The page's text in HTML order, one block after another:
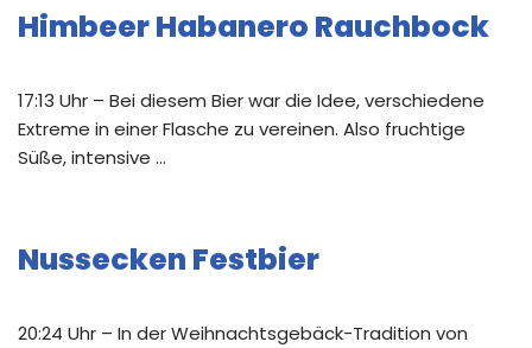
Himbeer Habanero Rauchbock
17:13 Uhr – Bei diesem Bier war die Idee, verschiedene
Extreme in einer Flasche zu vereinen. Also fruchtige
Süße, intensive …
Nussecken Festbier
20:24 Uhr – In der Weihnachtsgebäck-Tradition von